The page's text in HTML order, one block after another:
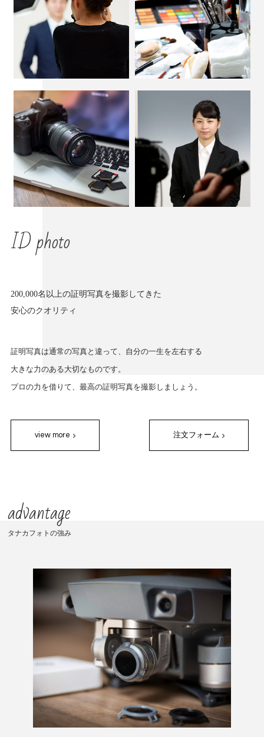
ID photo
200,000名以上の証明写真を撮影してきた
安心のクオリティ
証明写真は通常の写真と違って、自分の一生を左右する
大きな力のある大切なものです。
プロの力を借りて、最高の証明写真を撮影しましょう。
view more 注文フォーム
advantage
タナカフォトの強み